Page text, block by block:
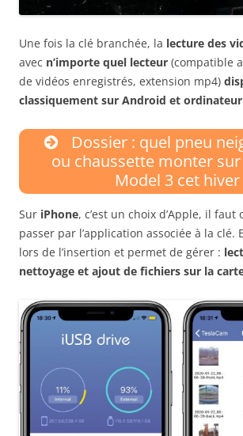
Une fois la clé branchée, la lecture des
avec n’importe quel lecteur (compatible
de vidéos enregistrés, extension mp4)
classiquement sur Android et ordinateur
Dossier : quel pneu
ou chaussette monter sur
Model 3 cet hiver
Sur iPhone, c’est un choix d’Apple, il
passer par l’application associée à la clé.
lors de l’insertion et permet de gérer :
nettoyage et ajout de fichiers sur la